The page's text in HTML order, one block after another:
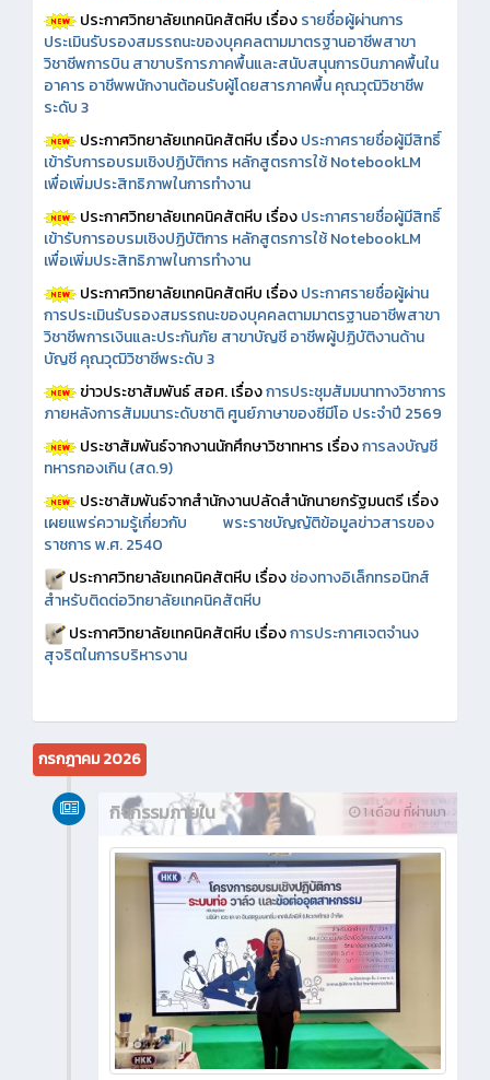
ประกาศวิทยาลัยเทคนิคสัตหีบ เรื่องรายชื่อผู้ผ่านการ
ประเมินรับรองสมรรถนะของบุคคลตามมาตรฐานอาชีพสาขา
วิชาชีพการบิน สาขาบริการภาคพื้นและสนับสนุนการบินภาคพื้นใน
อาคาร อาชีพพนักงานต้อนรับผู้โดยสารภาคพื้น คุณวุฒิวิชาชีพ
ระดับ 3
ประกาศวิทยาลัยเทคนิคสัตหีบ เรื่องประกาศรายชื่อผู้มีสิทธิ์
เข้ารับการอบรมเชิงปฏิบัติการ หลักสูตรการใช้ NotebookLM
เพื่อเพิ่มประสิทธิภาพในการทำงาน
ประกาศวิทยาลัยเทคนิคสัตหีบ เรื่องประกาศรายชื่อผู้มีสิทธิ์
เข้ารับการอบรมเชิงปฏิบัติการ หลักสูตรการใช้ NotebookLM
เพื่อเพิ่มประสิทธิภาพในการทำงาน
ประกาศวิทยาลัยเทคนิคสัตหีบ เรื่องประกาศรายชื่อผู้ผ่าน
การประเมินรับรองสมรรถนะของบุคคลตามมาตรฐานอาชีพสาขา
วิชาชีพการเงินและประกันภัย สาขาบัญชี อาชีพผู้ปฏิบัติงานด้าน
บัญชี คุณวุฒิวิชาชีพระดับ 3
ข่าวประชาสัมพันธ์ สอศ.เรื่องการประชุมสัมมนาทางวิชาการ
ภายหลังการสัมมนาระดับชาติ ศูนย์ภาษาของซีมีโอ ประจำปี 2569
ประชาสัมพันธ์จากงานนักศึกษาวิชาทหาร เรื่องการลงบัญชี
ทหารกองเกิน (สด.9)
ประชาสัมพันธ์จากสำนักงานปลัดสำนักนายกรัฐมนตรี เรื่อง
เผยแพร่ความรู้เกี่ยวกับ พระราชบัญญัติข้อมูลข่าวสารของ
ราชการ พ.ศ. 2540
ประกาศวิทยาลัยเทคนิคสัตหีบ เรื่องช่องทางอิเล็กทรอนิกส์
สำหรับติดต่อวิทยาลัยเทคนิคสัตหีบ
ประกาศวิทยาลัยเทคนิคสัตหีบ เรื่องการประกาศเจตจำนง
สุจริตในการบริหารงาน
กรกฎาคม 2026
1 เดือน ที่ผ่านมา
กิจกรรมภายใน